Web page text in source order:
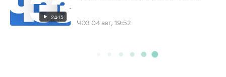
24:15 ЧЭЗ 04 авг, 19:52